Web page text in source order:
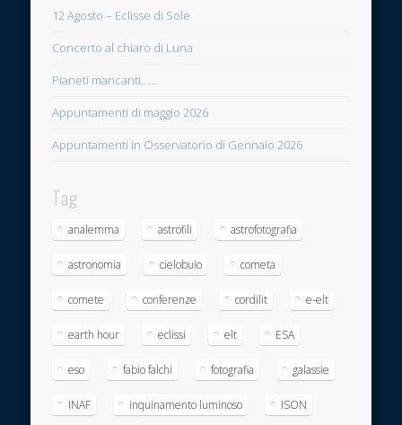
12 Agosto – Eclisse di Sole
Concerto al chiaro di Luna
Pianeti mancanti……
Appuntamenti di maggio 2026
Appuntamenti in Osservatorio di Gennaio 2026
Tag
analemma astrofili astrofotografia
astronomia cielobuio cometa
comete conferenze cordilit e-elt
earth hour eclissi elt ESA
eso fabio falchi fotografia galassie
INAF inquinamento luminoso ISON